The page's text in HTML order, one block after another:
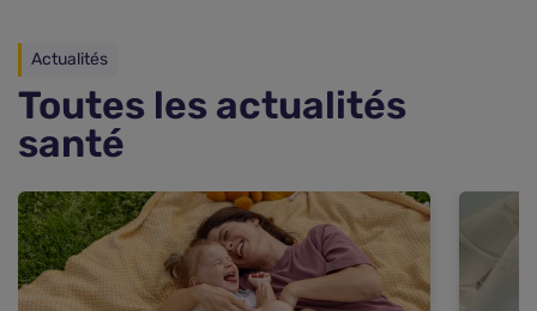
Actualités
Toutes les actualités
santé